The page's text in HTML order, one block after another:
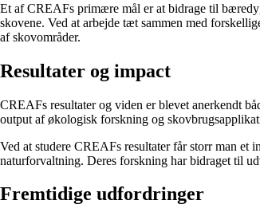
Et af CREAFs primære mål er at bidrage til
skovene. Ved at arbejde tæt sammen med
af skovområder.
Resultater og impact
CREAFs resultater og viden er blevet anerkendt
output af økologisk forskning og
Ved at studere CREAFs resultater får storr man
naturforvaltning. Deres forskning har bidraget til
Fremtidige udfordringer